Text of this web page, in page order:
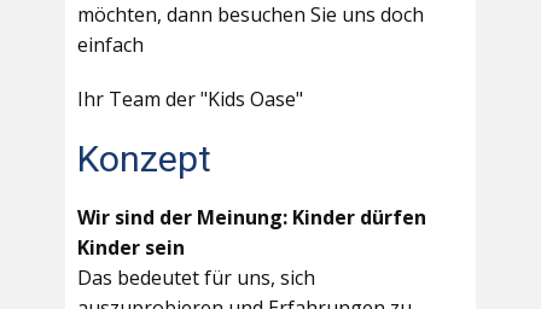
möchten, dann besuchen Sie uns doch
einfach
Ihr Team der "Kids Oase"
Konzept
Wir sind der Meinung: Kinder dürfen
Kinder sein
Das bedeutet für uns, sich